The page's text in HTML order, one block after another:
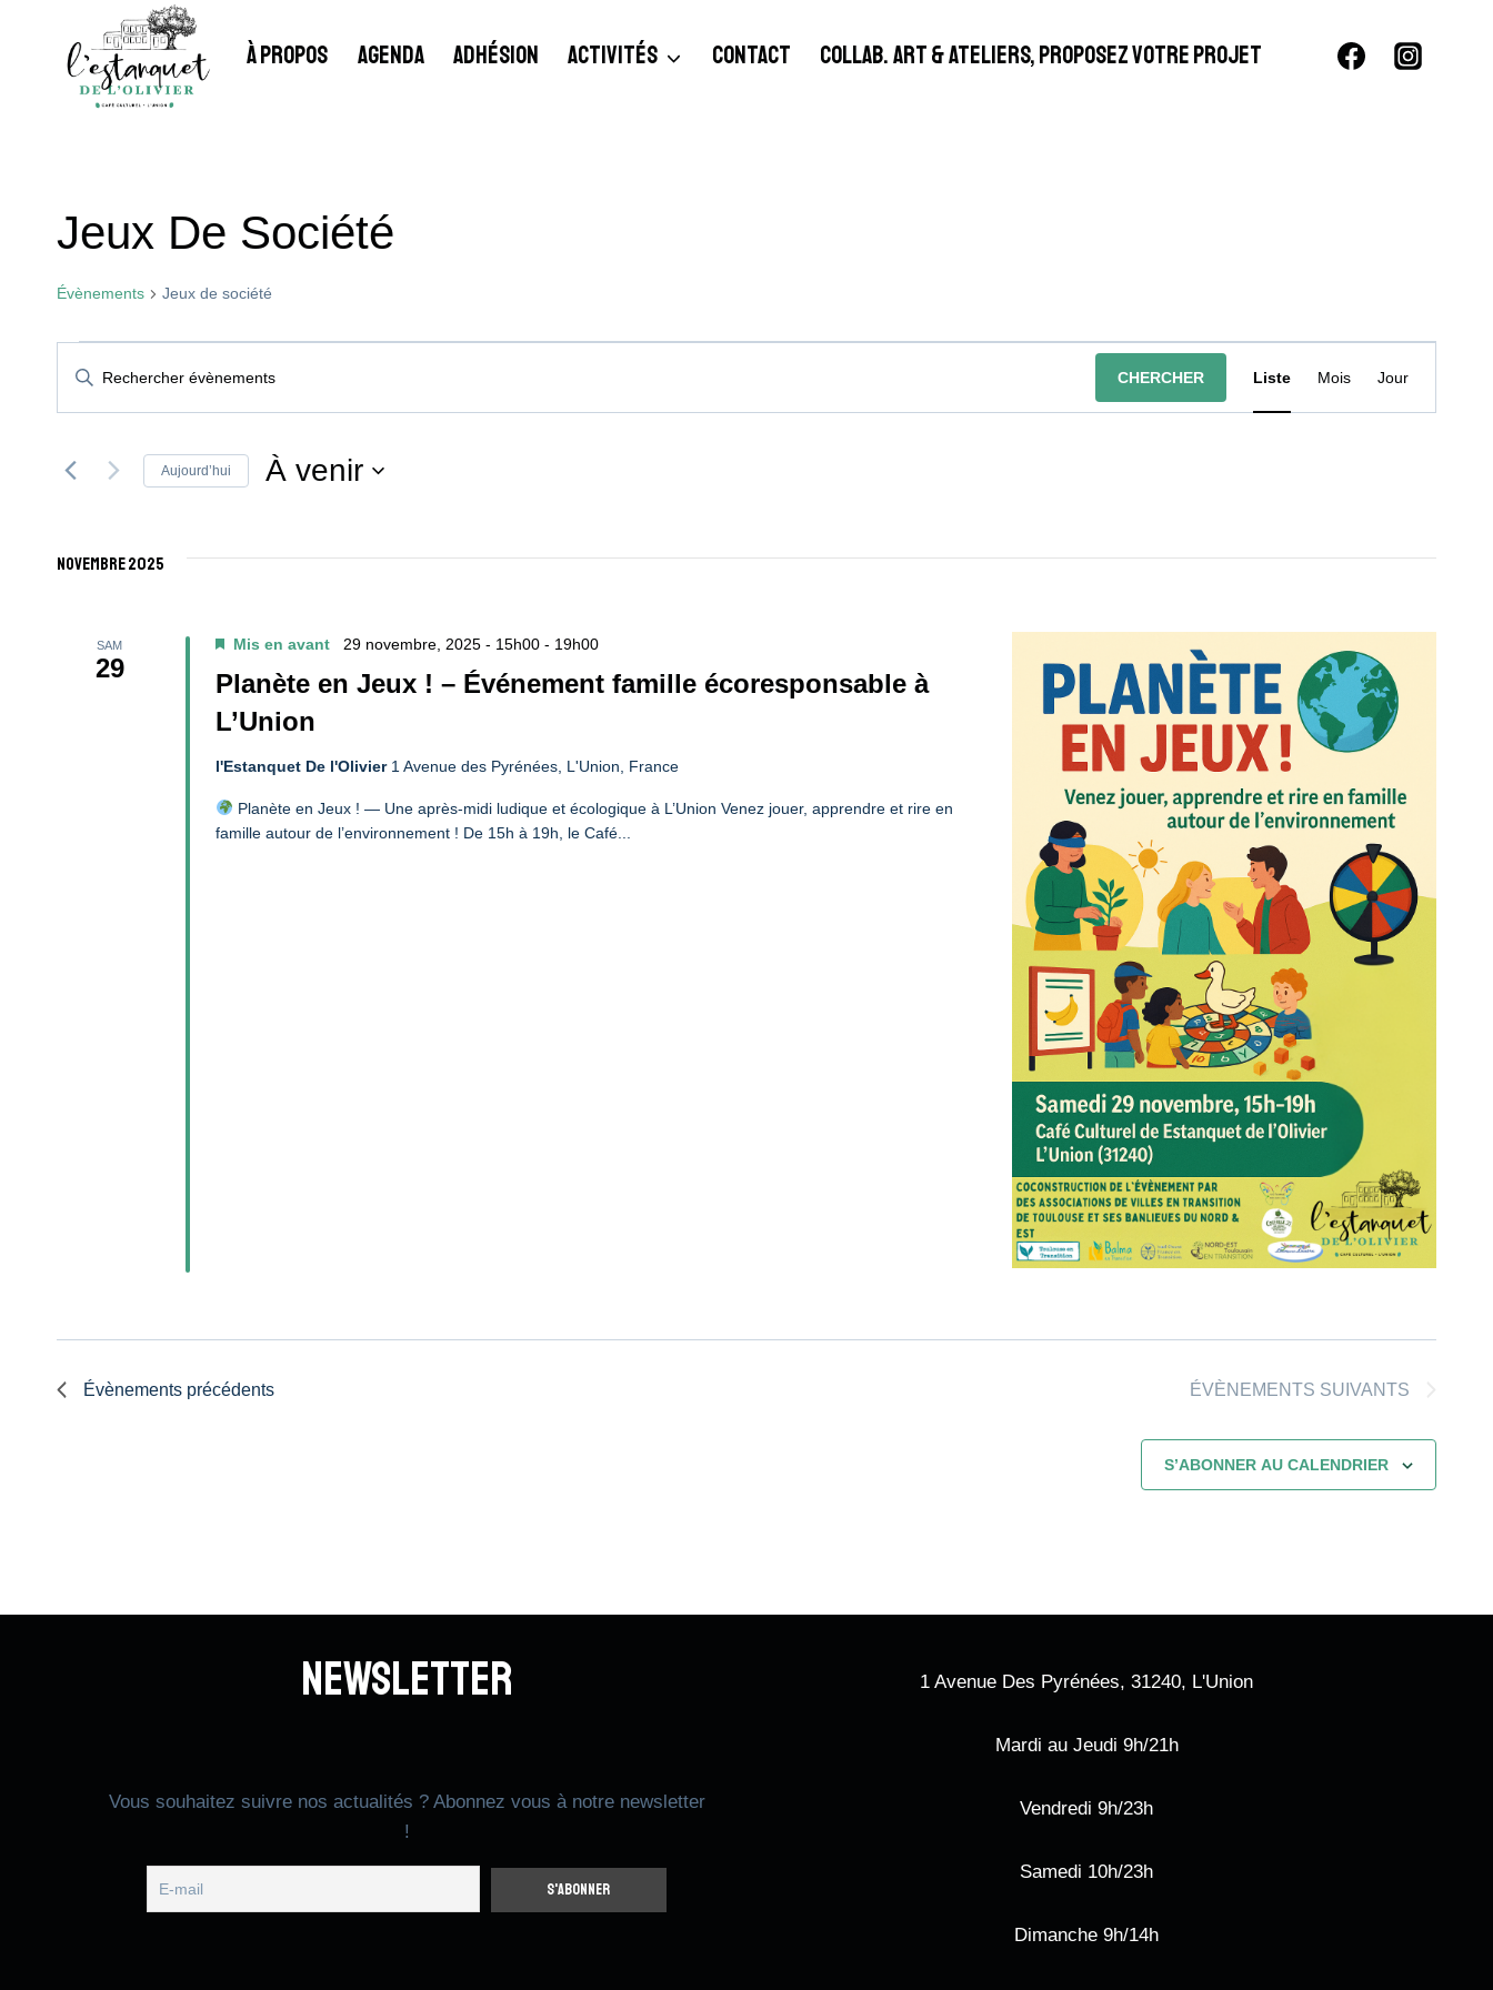
À PROPOS AGENDA ADHÉSION ACTIVITÉS CONTACT COLLAB. ART & ATELIERS, PROPOSEZ VOTRE PROJET
Jeux De Société
Évènements Jeux de société
Évènements
Recherche
Navigation
De
Vues
Évènements
Saisir
Rechercher
Évènements
CHERCHER
Navigation
Évènement
Liste Mois Jour
Aujourd’hui À venir
date.
novembre 2025
SAM
29
Planète en Jeux ! – Événement famille écoresponsable à
L’Union
Mis en avant 29 novembre, 2025 - 15h00 - 19h00
l'Estanquet De l'Olivier 1 Avenue des Pyrénées, L'Union, France
Planète en Jeux ! — Une après-midi ludique et écologique à L’Union Venez jouer, apprendre et rire en
famille autour de l’environnement ! De 15h à 19h, le Café...
Évènements précédents ÉVÈNEMENTS SUIVANTS
S’ABONNER AU CALENDRIER
Newsletter
Vous souhaitez suivre nos actualités ? Abonnez vous à notre newsletter
!
1 Avenue Des Pyrénées, 31240, L'Union
Mardi au Jeudi 9h/21h
Vendredi 9h/23h
Samedi 10h/23h
Dimanche 9h/14h